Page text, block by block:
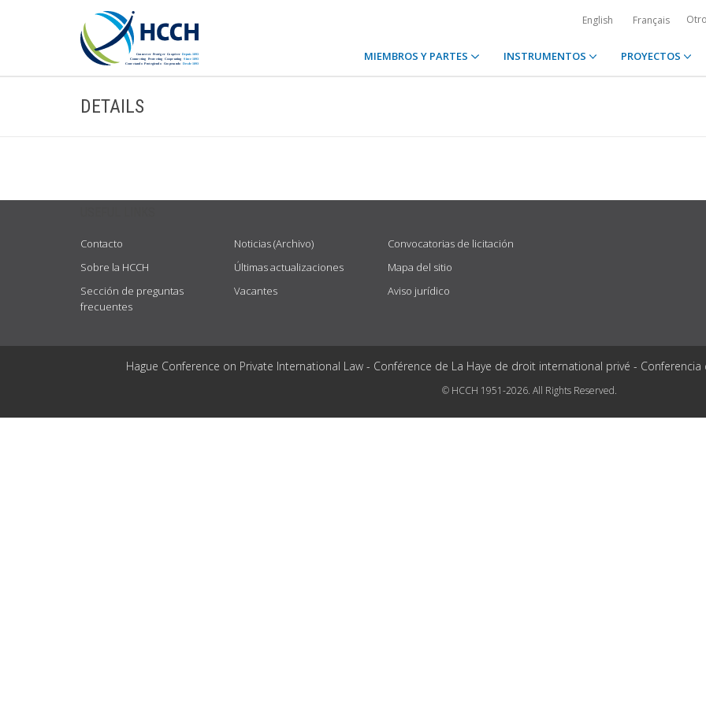
English Français
MIEMBROS Y PARTES INSTRUMENTOS PROYECTOS
DETAILS
Contacto
Sobre la HCCH
Sección de preguntas
frecuentes
Noticias (Archivo)
Últimas actualizaciones
Vacantes
Convocatorias de licitación
Mapa del sitio
Aviso jurídico
Hague Conference on Private International Law - Conférence de La Haye de droit international privé -
© HCCH 1951-2026. All Rights Reserved.